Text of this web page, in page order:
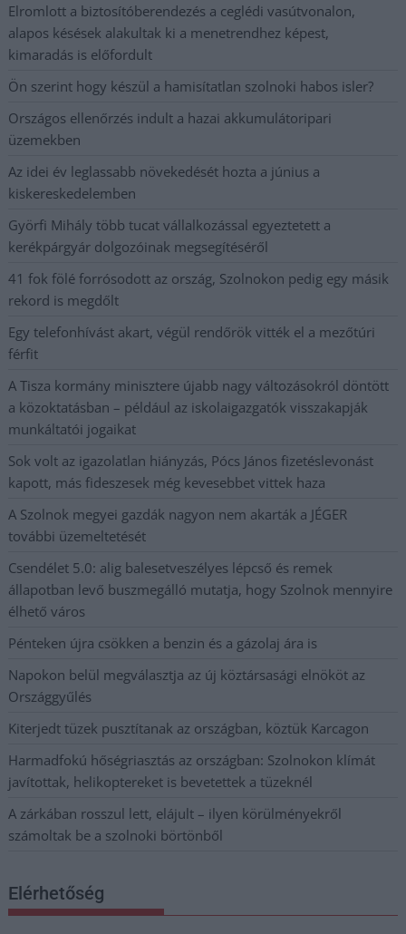
Elromlott a biztosítóberendezés a ceglédi vasútvonalon,
alapos késések alakultak ki a menetrendhez képest,
kimaradás is előfordult
Ön szerint hogy készül a hamisítatlan szolnoki habos isler?
Országos ellenőrzés indult a hazai akkumulátoripari
üzemekben
Az idei év leglassabb növekedését hozta a június a
kiskereskedelemben
Györfi Mihály több tucat vállalkozással egyeztetett a
kerékpárgyár dolgozóinak megsegítéséről
41 fok fölé forrósodott az ország, Szolnokon pedig egy másik
rekord is megdőlt
Egy telefonhívást akart, végül rendőrök vitték el a mezőtúri
férfit
A Tisza kormány minisztere újabb nagy változásokról döntött
a közoktatásban – például az iskolaigazgatók visszakapják
munkáltatói jogaikat
Sok volt az igazolatlan hiányzás, Pócs János fizetéslevonást
kapott, más fideszesek még kevesebbet vittek haza
A Szolnok megyei gazdák nagyon nem akarták a JÉGER
további üzemeltetését
Csendélet 5.0: alig balesetveszélyes lépcső és remek
állapotban levő buszmegálló mutatja, hogy Szolnok mennyire
élhető város
Pénteken újra csökken a benzin és a gázolaj ára is
Napokon belül megválasztja az új köztársasági elnököt az
Országgyűlés
Kiterjedt tüzek pusztítanak az országban, köztük Karcagon
Harmadfokú hőségriasztás az országban: Szolnokon klímát
javítottak, helikoptereket is bevetettek a tüzeknél
A zárkában rosszul lett, elájult – ilyen körülményekről
számoltak be a szolnoki börtönből
Elérhetőség